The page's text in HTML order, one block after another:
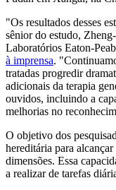
"Os resultados desses
sênior do estudo,
Laboratórios Eaton-
à imprensa.
tratadas progredir
adicionais da terapia
ouvidos, incluindo a
melhorias no
O objetivo dos
hereditária para
dimensões. Essa
a realizar de tarefas